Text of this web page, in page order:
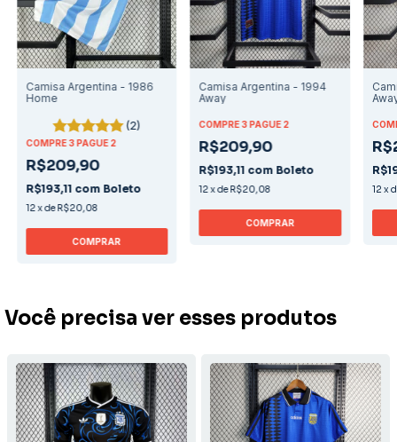
Camisa Argentina - 1986
Home
(2)
COMPRE 3 PAGUE 2
R$209,90
R$193,11 com Boleto
12xde R$20,08
COMPRAR
Camisa Argentina - 1994
Away
COMPRE 3 PAGUE 2
R$209,90
R$193,11 com Boleto
12xde R$20,08
COMPRAR
12 x
Você precisa ver esses produtos